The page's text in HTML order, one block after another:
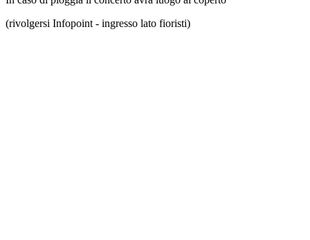
(rivolgersi Infopoint - ingresso lato fioristi)